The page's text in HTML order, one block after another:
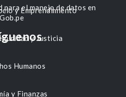
y Emprendimiento
y Justicia
Humanos
y Finanzas
el manejo de datos en
Gob.pe